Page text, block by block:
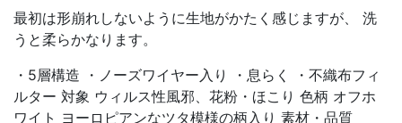
最初は形崩れしないように生地がかたく感じますが、 洗
うと柔らかなります。
・5層構造 ・ノーズワイヤー入り ・息らく ・不織布フィ
ルター 対象 ウィルス性風邪、花粉・ほこり 色柄 オフホ
ワイト ヨーロピアンなツタ模様の柄入り 素材・品質